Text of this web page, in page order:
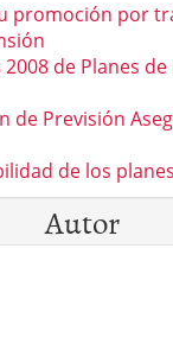
promoción por
de Planes de
de Previsión
de los
Autor